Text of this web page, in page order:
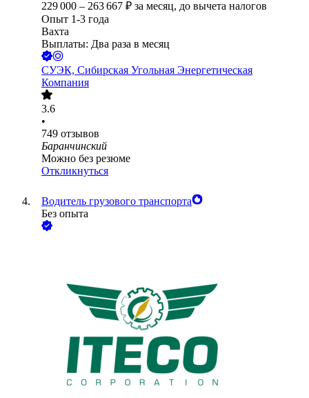
229 000 – 263 667 ₽ за месяц, до вычета налогов
Опыт 1-3 года
Вахта
Выплаты: Два раза в месяц
СУЭК, Сибирская Угольная Энергетическая
Компания
3.6
•
749 отзывов
Баранчинский
Можно без резюме
Откликнуться
Водитель грузового транспорта
Без опыта